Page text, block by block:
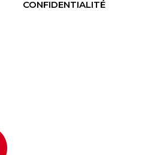
CONFIDENTIALITÉ